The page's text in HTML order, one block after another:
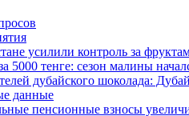
усилили контроль за
5000 тенге: сезон малины
дубайского шоколада:
данные
пенсионные взносы